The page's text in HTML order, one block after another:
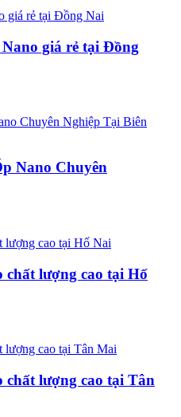
giá rẻ tại Đồng
Nano Chuyên
lượng cao tại Hố
lượng cao tại Tân